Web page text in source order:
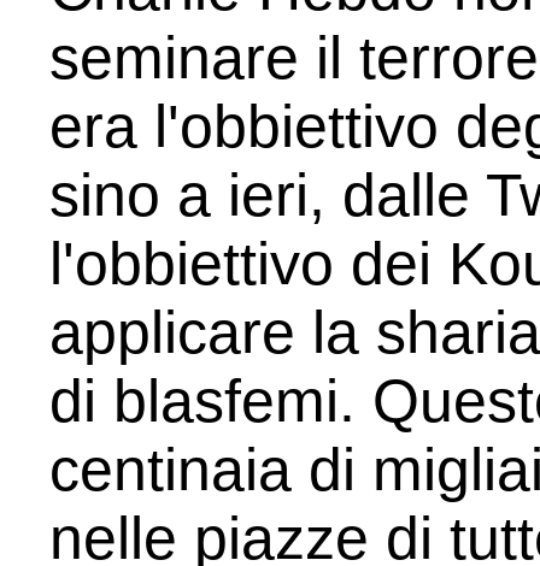
seminare il
era l'obbiettivo
sino a ieri, dalle
l'obbiettivo dei
applicare la
di blasfemi.
centinaia di
nelle piazze di